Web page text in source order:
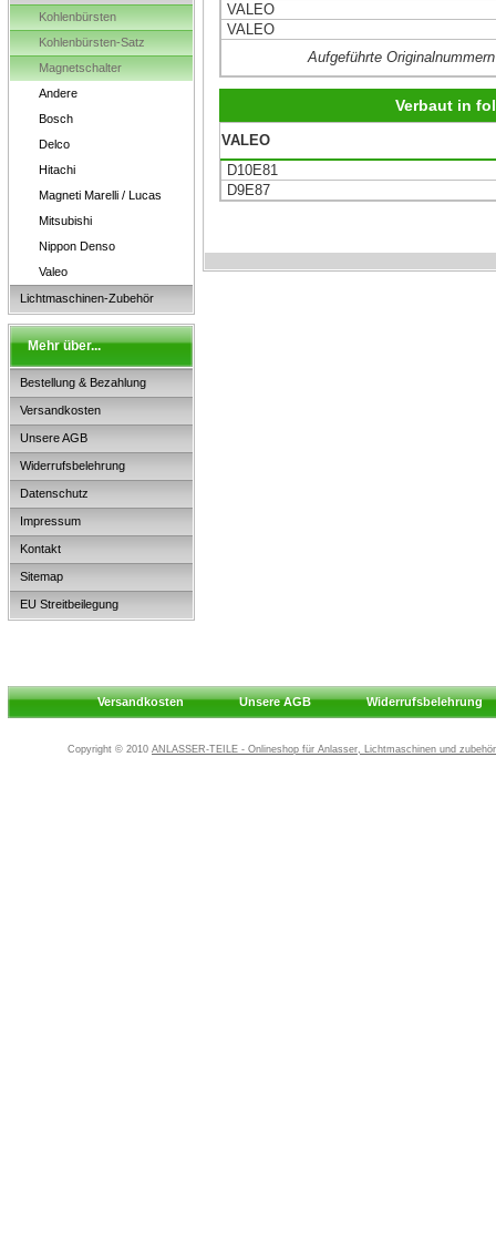
Kohlenbürsten
Kohlenbürsten-Satz
Magnetschalter
Andere
Bosch
Delco
Hitachi
Magneti Marelli / Lucas
Mitsubishi
Nippon Denso
Valeo
Lichtmaschinen-Zubehör
Mehr über...
Bestellung & Bezahlung
Versandkosten
Unsere AGB
Widerrufsbelehrung
Datenschutz
Impressum
Kontakt
Sitemap
EU Streitbeilegung
Aufgeführte
VALEO
VALEO
Verbaut in
VALEO
D10E81
D9E87
Versandkosten Unsere AGB Widerrufsbelehrung
Copyright © 2010 ANLASSER-TEILE - Onlineshop für Anlasser, Lichtmaschinen und zubehör